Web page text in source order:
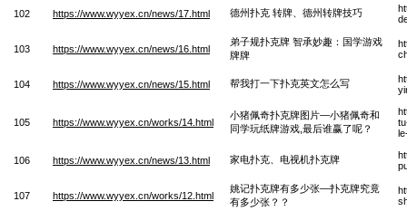
102 https://www.wyyex.cn/news/17.html 德州扑克 转牌、德州转牌技巧
103 https://www.wyyex.cn/news/16.html
弟子规扑克牌 智承妙趣：国学游戏
牌牌
104 https://www.wyyex.cn/news/15.html 帮我打一下扑克英文怎么写
105 https://www.wyyex.cn/works/14.html
小猪佩奇扑克牌图片—小猪佩奇和
同学玩纸牌游戏,最后谁赢了呢？
106 https://www.wyyex.cn/news/13.html 家电扑克、电视机扑克牌
107 https://www.wyyex.cn/works/12.html
姚记扑克牌有多少张—扑克牌究竟
有多少张？？